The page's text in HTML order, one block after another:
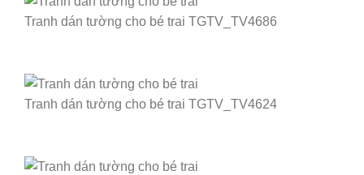
Tranh dán tường cho bé trai TGTV_TV4686
Tranh dán tường cho bé trai TGTV_TV4624